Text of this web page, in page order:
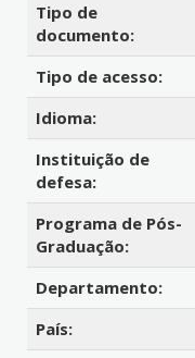
Tipo de
documento:
Tipo de acesso:
Idioma:
Instituição de
defesa:
Programa de Pós-
Graduação:
Departamento:
País: